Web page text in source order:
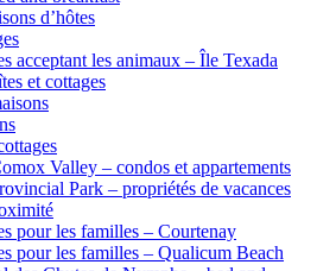
d’hôtes
acceptant les animaux – Île Texada
et cottages
Valley – condos et appartements
Park – propriétés de vacances
pour les familles – Courtenay
pour les familles – Qualicum Beach